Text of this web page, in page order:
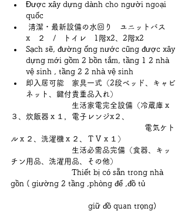
Được xây dựng dành cho người ngoại
quốc
x　２　/　トイレ　1階x2、2階x2
Sạch sẽ, đường ống nước cũng được xây
dựng mới gồm 2 bồn tắm, tầng 1 2 nhà
vệ sinh , tầng 2 2 nhà vệ sinh
即入居可能　家具一式（2段ベッド、キャビ
ネット、鍵付貴重品入れ）
３、炊飯器ｘ１，電子レンジx２、
ルｘ２、洗濯機ｘ２、ＴＶｘ１）
チン用品、洗濯用品、その他）
gồn ( giường 2 tầng ,phòng để ,đồ tủ
                                 giữ đồ quan trọng)